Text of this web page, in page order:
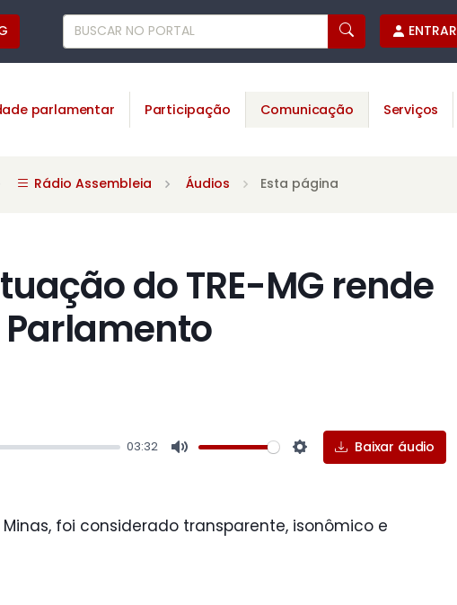
ENTRAR
parlamentar Participação Comunicação Serviços
Rádio Assembleia Áudios Esta página
do TRE-MG rende
03:32
Settings
Baixar áudio
foi considerado transparente, isonômico e